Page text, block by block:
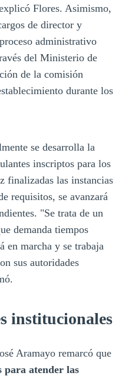
Flores. Asimismo,
de director y
administrativo
del Ministerio de
de la comisión
durante los
se desarrolla la
inscriptos para los
finalizadas las instancias
requisitos, se avanzará
"Se trata de un
demanda tiempos
en marcha y se trabaja
sus autoridades
institucionales
Aramayo remarcó que
para atender las